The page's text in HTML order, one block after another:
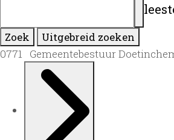
Zoek
Uitgebreid zoeken
0771 Gemeentebestuur